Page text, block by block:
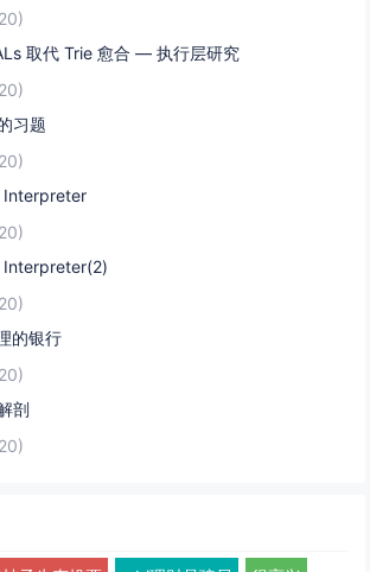
取代 Trie 愈合 — 执行层研究
习题
Interpreter
Interpreter(2)
的银行
剖